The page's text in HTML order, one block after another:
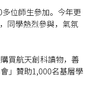
位師生參加。今年更
同學熱烈參與，氣氛
買航天創科讀物，善
」贊助1,000名基層學